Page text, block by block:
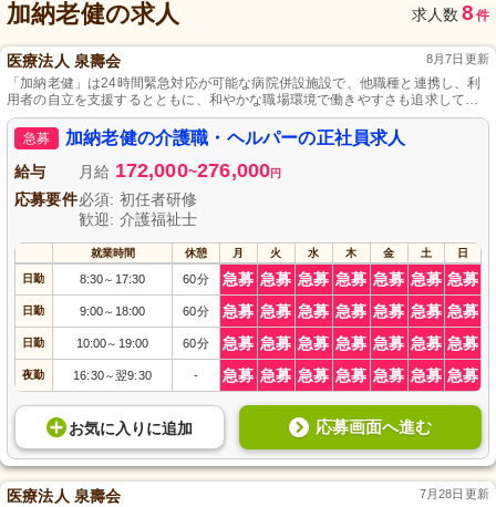
加納老健の求人 求人数 8 件
医療法人 泉壽会 8月7日更新
「加納老健」は24時間緊急対応が可能な病院併設施設で、他職種と連携し、利
用者の自立を支援するとともに、和やかな職場環境で働きやすさも追求してい
ます。
急募
加納老健の介護職・ヘルパーの正社員求人
給与 月給 172,000~276,000円
応募要件必須: 初任者研修
歓迎: 介護福祉士
就業時間 休憩 月 火 水 木 金 土 日
日勤 8:30～ 17:30 60分 急募 急募 急募 急募 急募 急募 急募
日勤 9:00～ 18:00 60分 急募 急募 急募 急募 急募 急募 急募
日勤 10:00～ 19:00 60分 急募 急募 急募 急募 急募 急募 急募
夜勤 16:30～翌9:30 - 急募 急募 急募 急募 急募 急募 急募
お気に入り に追加 応募画面へ進む
医療法人 泉壽会 7月28日更新